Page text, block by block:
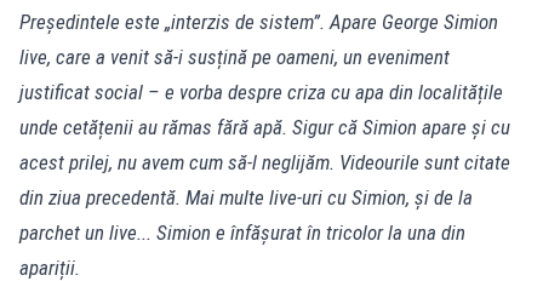
Președintele este „interzis de sistem”. Apare George Simion
live, care a venit să-i susțină pe oameni, un eveniment
justificat social – e vorba despre criza cu apa din localitățile
unde cetățenii au rămas fără apă. Sigur că Simion apare și cu
acest prilej, nu avem cum să-l neglijăm. Videourile sunt citate
din ziua precedentă. Mai multe live-uri cu Simion, și de la
parchet un live... Simion e înfășurat în tricolor la una din
apariții.